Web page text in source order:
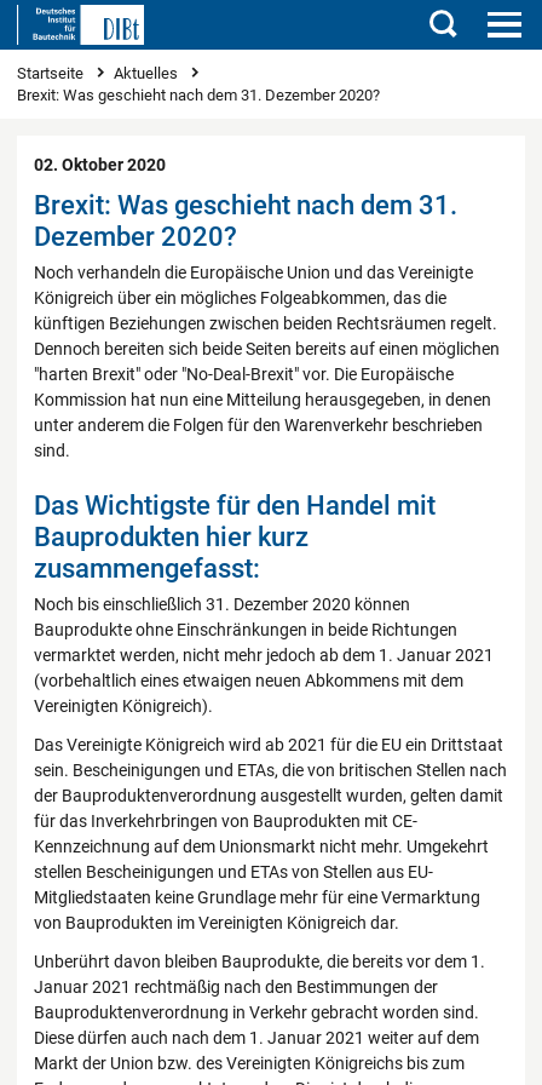
Suchen
Sie sind hier
Startseite
Aktuelles
Brexit: Was geschieht nach dem 31. Dezember 2020?
02. Oktober 2020
Brexit: Was geschieht nach dem 31.
Dezember 2020?
Noch verhandeln die Europäische Union und das Vereinigte
Königreich über ein mögliches Folgeabkommen, das die
künftigen Beziehungen zwischen beiden Rechtsräumen regelt.
Dennoch bereiten sich beide Seiten bereits auf einen möglichen
"harten Brexit" oder "No-Deal-Brexit" vor. Die Europäische
Kommission hat nun eine Mitteilung herausgegeben, in denen
unter anderem die Folgen für den Warenverkehr beschrieben
sind.
Das Wichtigste für den Handel mit
Bauprodukten hier kurz
zusammengefasst:
Noch bis einschließlich 31. Dezember 2020 können
Bauprodukte ohne Einschränkungen in beide Richtungen
vermarktet werden, nicht mehr jedoch ab dem 1. Januar 2021
(vorbehaltlich eines etwaigen neuen Abkommens mit dem
Vereinigten Königreich).
Das Vereinigte Königreich wird ab 2021 für die EU ein Drittstaat
sein. Bescheinigungen und ETAs, die von britischen Stellen nach
der Bauproduktenverordnung ausgestellt wurden, gelten damit
für das Inverkehrbringen von Bauprodukten mit CE-
Kennzeichnung auf dem Unionsmarkt nicht mehr. Umgekehrt
stellen Bescheinigungen und ETAs von Stellen aus EU-
Mitgliedstaaten keine Grundlage mehr für eine Vermarktung
von Bauprodukten im Vereinigten Königreich dar.
Unberührt davon bleiben Bauprodukte, die bereits vor dem 1.
Januar 2021 rechtmäßig nach den Bestimmungen der
Bauproduktenverordnung in Verkehr gebracht worden sind.
Diese dürfen auch nach dem 1. Januar 2021 weiter auf dem
Markt der Union bzw. des Vereinigten Königreichs bis zum